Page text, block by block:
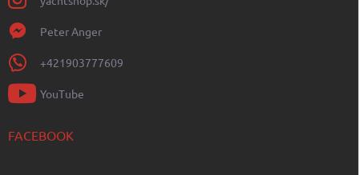
Peter Anger
+421903777609
YouTube
FACEBOOK